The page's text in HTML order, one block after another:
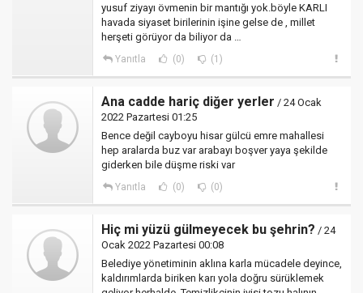
yusuf ziyayı övmenin bir mantığı yok.böyle KARLI
havada siyaset birilerinin işine gelse de , millet
herşeti görüyor da biliyor da …
Yanıtla (0) (1)
Ana cadde hariç diğer yerler / 24 Ocak
2022 Pazartesi 01:25
Bence değil cayboyu hisar gülcü emre mahallesi
hep aralarda buz var arabayı boşver yaya şekilde
giderken bile düşme riski var
Yanıtla (0) (0)
Hiç mi yüzü gülmeyecek bu şehrin? / 24
Ocak 2022 Pazartesi 00:08
Belediye yönetiminin aklına karla mücadele deyince,
kaldırımlarda biriken karı yola doğru sürüklemek